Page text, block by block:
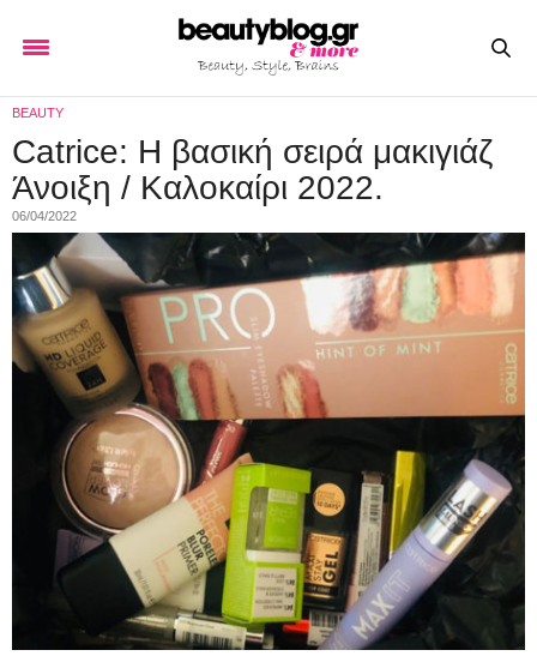
BEAUTY
Catrice: Η βασική σειρά μακιγιάζ
Άνοιξη / Καλοκαίρι 2022.
06/04/2022